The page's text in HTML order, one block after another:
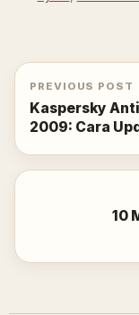
PREVIOUS POST
Kaspersky
2009: Cara
10